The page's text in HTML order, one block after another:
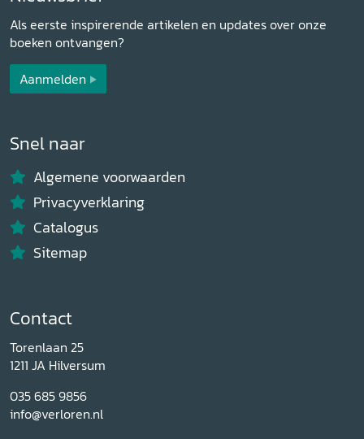
Als eerste inspirerende artikelen en updates over onze
boeken ontvangen?
Aanmelden
Snel naar
Algemene voorwaarden
Privacyverklaring
Catalogus
Sitemap
Contact
Torenlaan 25
1211 JA Hilversum
035 685 9856
info@verloren.nl